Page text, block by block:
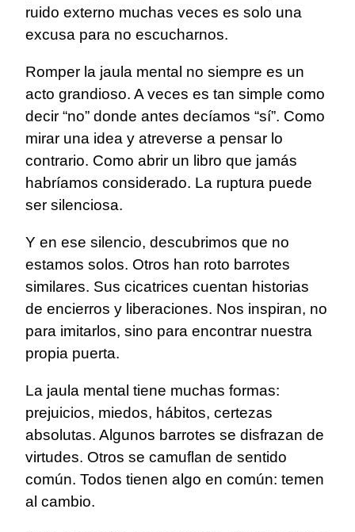
ruido externo muchas veces es solo una
excusa para no escucharnos.
Romper la jaula mental no siempre es un
acto grandioso. A veces es tan simple como
decir “no” donde antes decíamos “sí”. Como
mirar una idea y atreverse a pensar lo
contrario. Como abrir un libro que jamás
habríamos considerado. La ruptura puede
ser silenciosa.
Y en ese silencio, descubrimos que no
estamos solos. Otros han roto barrotes
similares. Sus cicatrices cuentan historias
de encierros y liberaciones. Nos inspiran, no
para imitarlos, sino para encontrar nuestra
propia puerta.
La jaula mental tiene muchas formas:
prejuicios, miedos, hábitos, certezas
absolutas. Algunos barrotes se disfrazan de
virtudes. Otros se camuflan de sentido
común. Todos tienen algo en común: temen
al cambio.